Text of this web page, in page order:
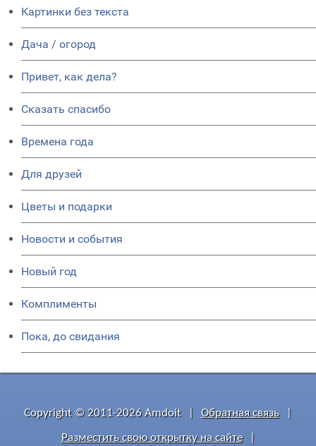
Картинки без текста
Дача / огород
Привет, как дела?
Сказать спасибо
Времена года
Для друзей
Цветы и подарки
Новости и события
Новый год
Комплименты
Пока, до свидания
Copyright © 2011-2026 Amdoit Обратная связь
Разместить свою открытку на сайте